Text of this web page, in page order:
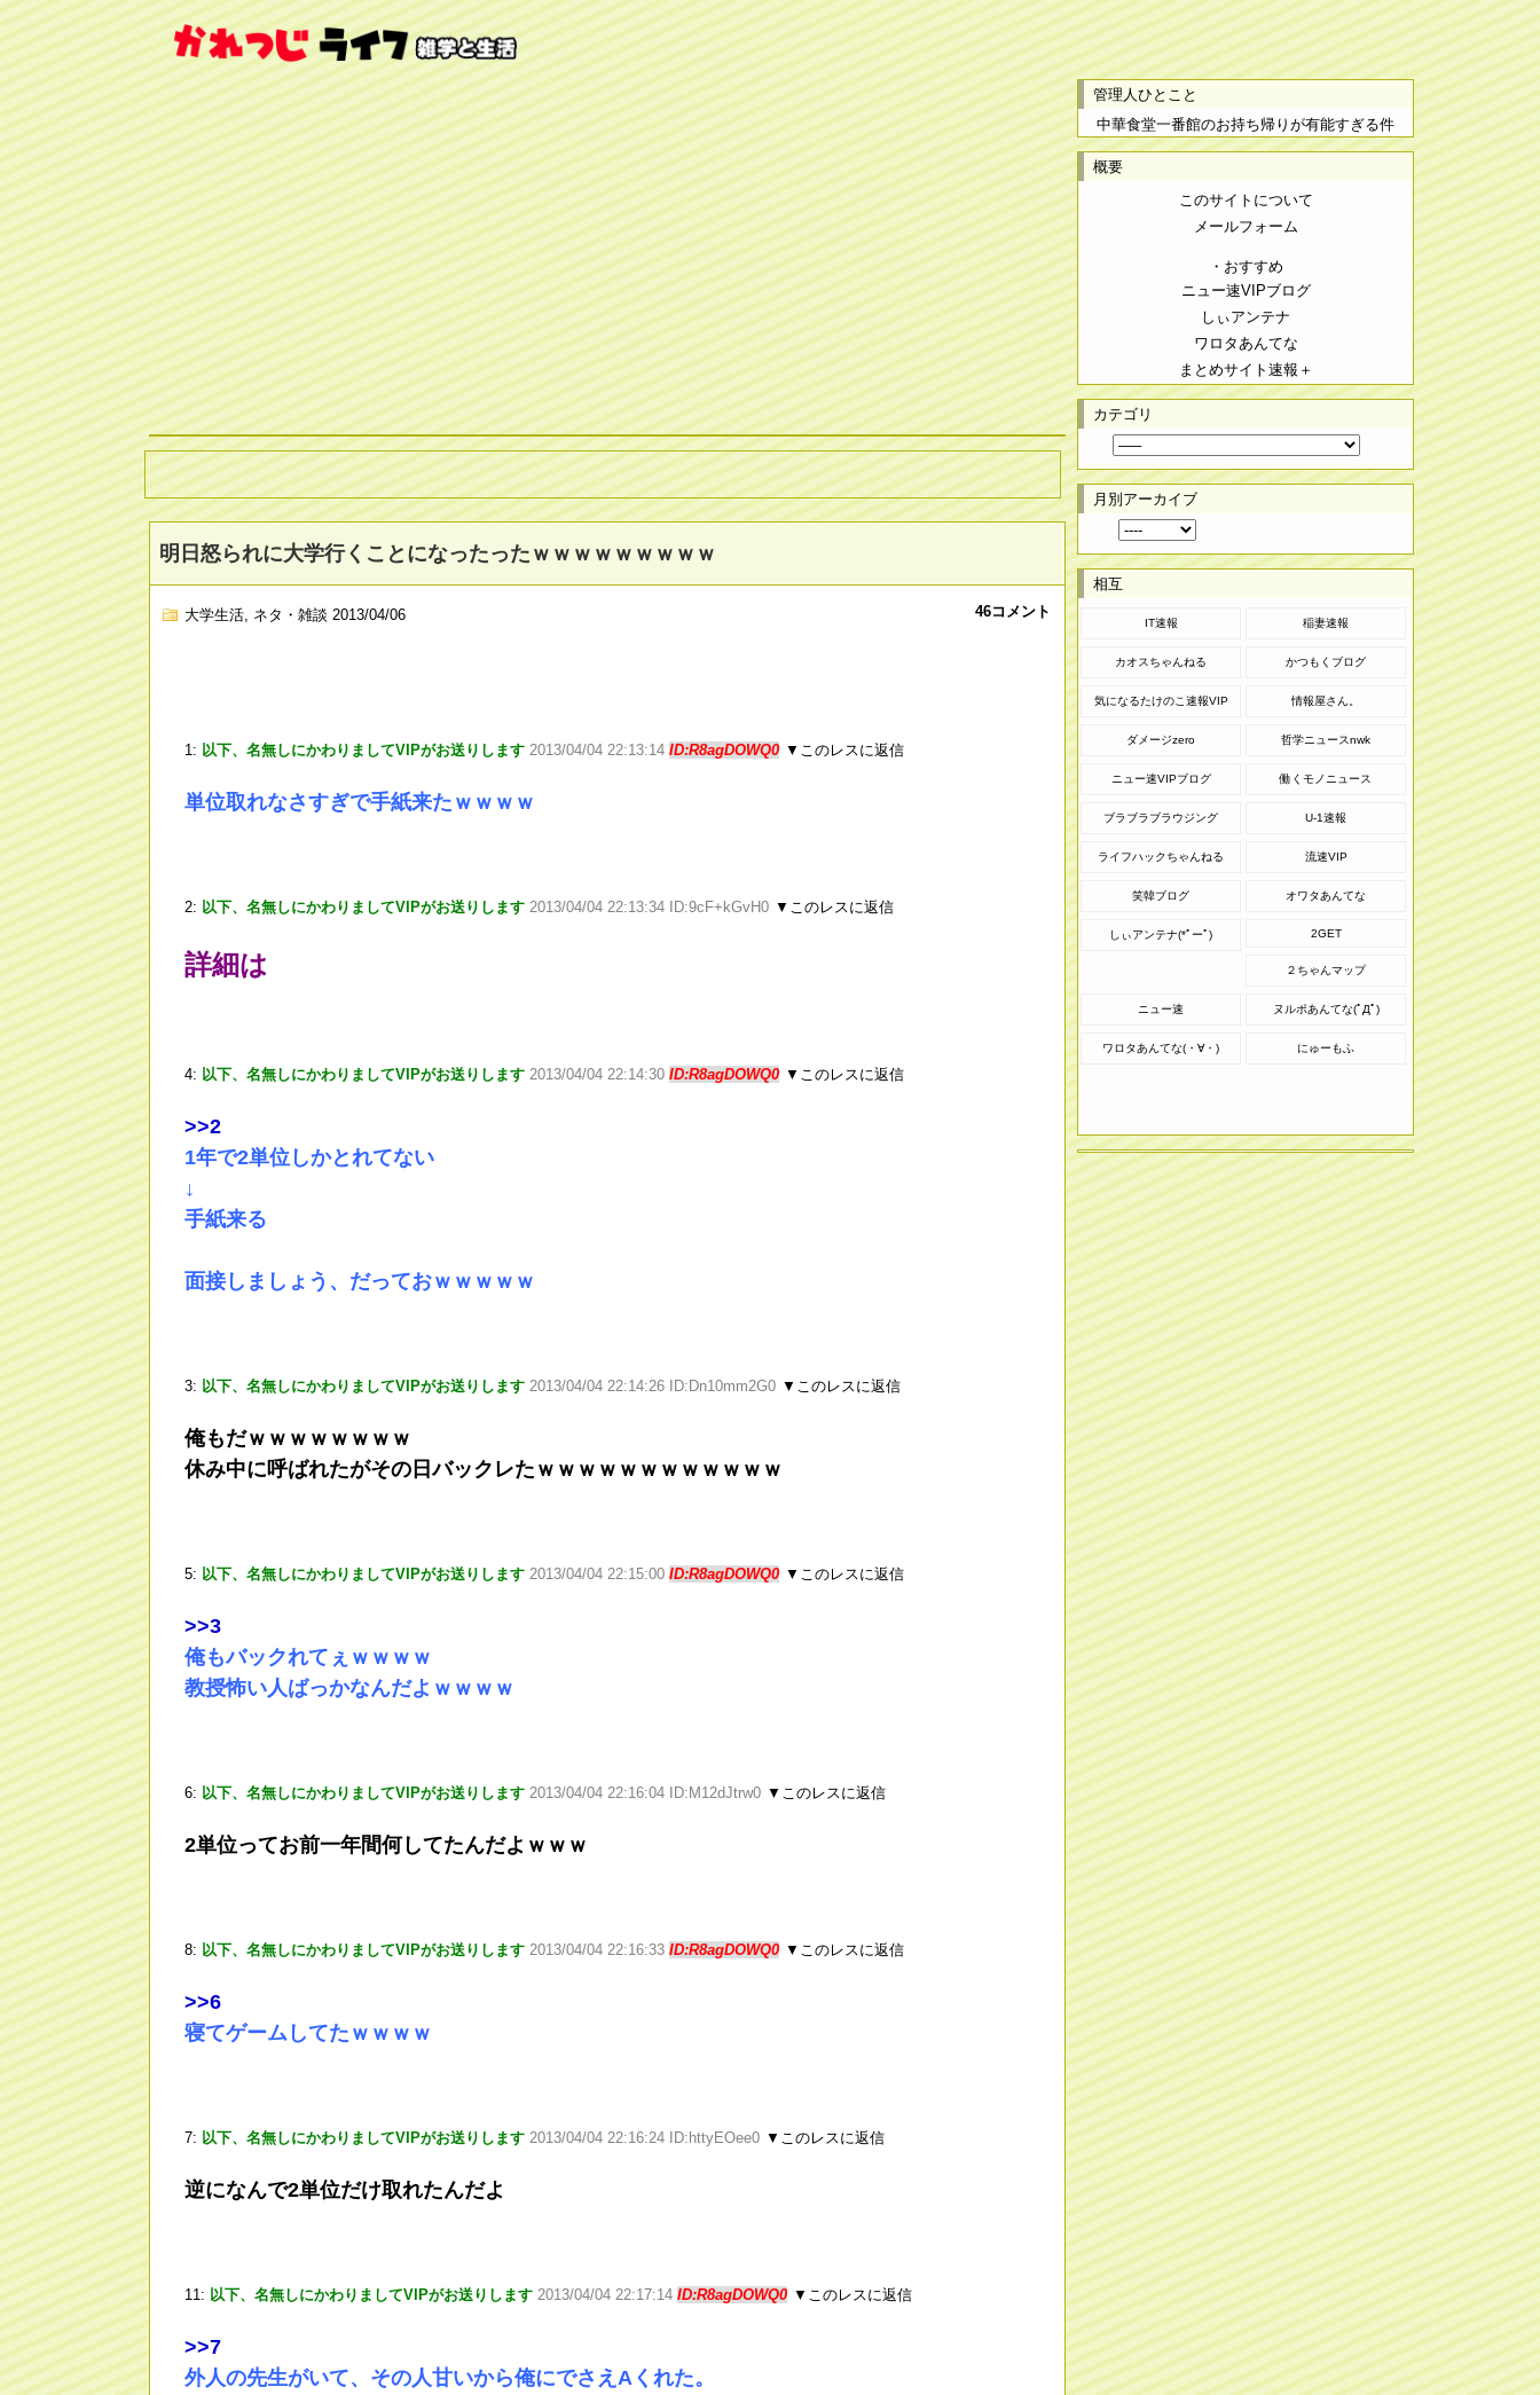
明日怒られに大学行くことになったったｗｗｗｗｗｗｗｗｗ
大学生活 ネタ・雑談 2013/04/06 46コメント
1: 以下、名無しにかわりましてVIPがお送りします 2013/04/04 22:13:14 ID:R8agDOWQ0 ▼このレスに返信
単位取れなさすぎで手紙来たｗｗｗｗ
2: 以下、名無しにかわりましてVIPがお送りします 2013/04/04 22:13:34 ID:9cF+kGvH0 ▼このレスに返信
詳細は
4: 以下、名無しにかわりましてVIPがお送りします 2013/04/04 22:14:30 ID:R8agDOWQ0 ▼このレスに返信
>>2
1年で2単位しかとれてない
↓
手紙来る
面接しましょう、だっておｗｗｗｗｗ
3: 以下、名無しにかわりましてVIPがお送りします 2013/04/04 22:14:26 ID:Dn10mm2G0 ▼このレスに返信
俺もだｗｗｗｗｗｗｗｗ
休み中に呼ばれたがその日バックレたｗｗｗｗｗｗｗｗｗｗｗｗ
5: 以下、名無しにかわりましてVIPがお送りします 2013/04/04 22:15:00 ID:R8agDOWQ0 ▼このレスに返信
>>3
俺もバックれてぇｗｗｗｗ
教授怖い人ばっかなんだよｗｗｗｗ
6: 以下、名無しにかわりましてVIPがお送りします 2013/04/04 22:16:04 ID:M12dJtrw0 ▼このレスに返信
2単位ってお前一年間何してたんだよｗｗｗ
8: 以下、名無しにかわりましてVIPがお送りします 2013/04/04 22:16:33 ID:R8agDOWQ0 ▼このレスに返信
>>6
寝てゲームしてたｗｗｗｗ
7: 以下、名無しにかわりましてVIPがお送りします 2013/04/04 22:16:24 ID:httyEOee0 ▼このレスに返信
逆になんで2単位だけ取れたんだよ
11: 以下、名無しにかわりましてVIPがお送りします 2013/04/04 22:17:14 ID:R8agDOWQ0 ▼このレスに返信
>>7
外人の先生がいて、その人甘いから俺にでさえAくれた。
管理人ひとこと
中華食堂一番館のお持ち帰りが有能すぎる件
概要
このサイトについて
メールフォーム
・おすすめ
ニュー速VIPブログ
しぃアンテナ
ワロタあんてな
まとめサイト速報＋
カテゴリ
月別アーカイブ
相互
IT速報 稲妻速報
カオスちゃんねる かつもくブログ
気になるたけのこ速報VIP 情報屋さん。
ダメージzero 哲学ニュースnwk
ニュー速VIPブログ 働くモノニュース
ブラブラブラウジング U-1速報
ライフハックちゃんねる 流速VIP
笑韓ブログ オワタあんてな
しぃアンテナ(*ﾟーﾟ) 2GET
２ちゃんマップ
ニュー速 ヌルポあんてな(ﾟДﾟ)
ワロタあんてな(・∀・) にゅーもふ